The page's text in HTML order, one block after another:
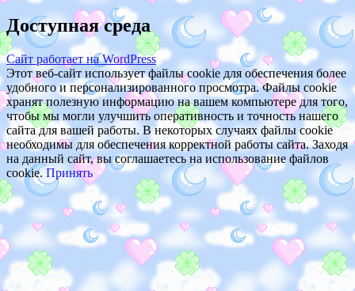
Доступная среда
Сайт работает на WordPress
Этот веб-сайт использует файлы cookie для обеспечения более
удобного и персонализированного просмотра. Файлы cookie
хранят полезную информацию на вашем компьютере для того,
чтобы мы могли улучшить оперативность и точность нашего
сайта для вашей работы. В некоторых случаях файлы cookie
необходимы для обеспечения корректной работы сайта. Заходя
на данный сайт, вы соглашаетесь на использование файлов
cookie. Принять